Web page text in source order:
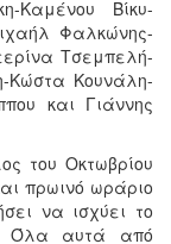
Καμένου Βίκυ-
Φαλκώνης-
Τσεμπελή-
Κώστα Κουνάλη-
και Γιάννης
του Οκτωβρίου
πρωινό ωράριο
να ισχύει το
Όλα αυτά από